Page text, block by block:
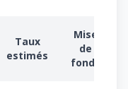
Taux
estimés
Mise
de
fonds